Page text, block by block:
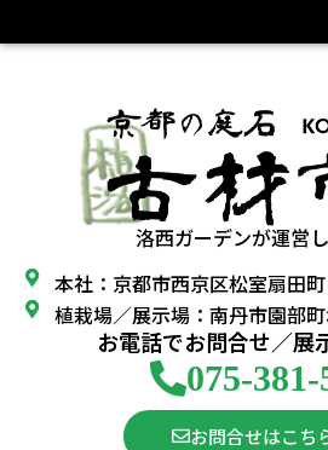
洛西ガーデンが運営
本社：京都市西京区松室扇田
植栽場／展示場：南丹市園部
お電話でお問合せ／展
075-381-
お問合せはこち